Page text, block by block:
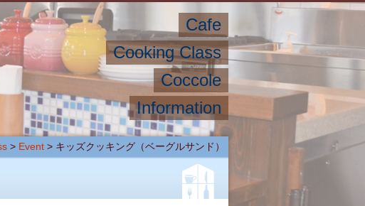
Cafe
Cooking Class
Coccole
Information
> Event > キッズクッキング（ベーグルサンド）